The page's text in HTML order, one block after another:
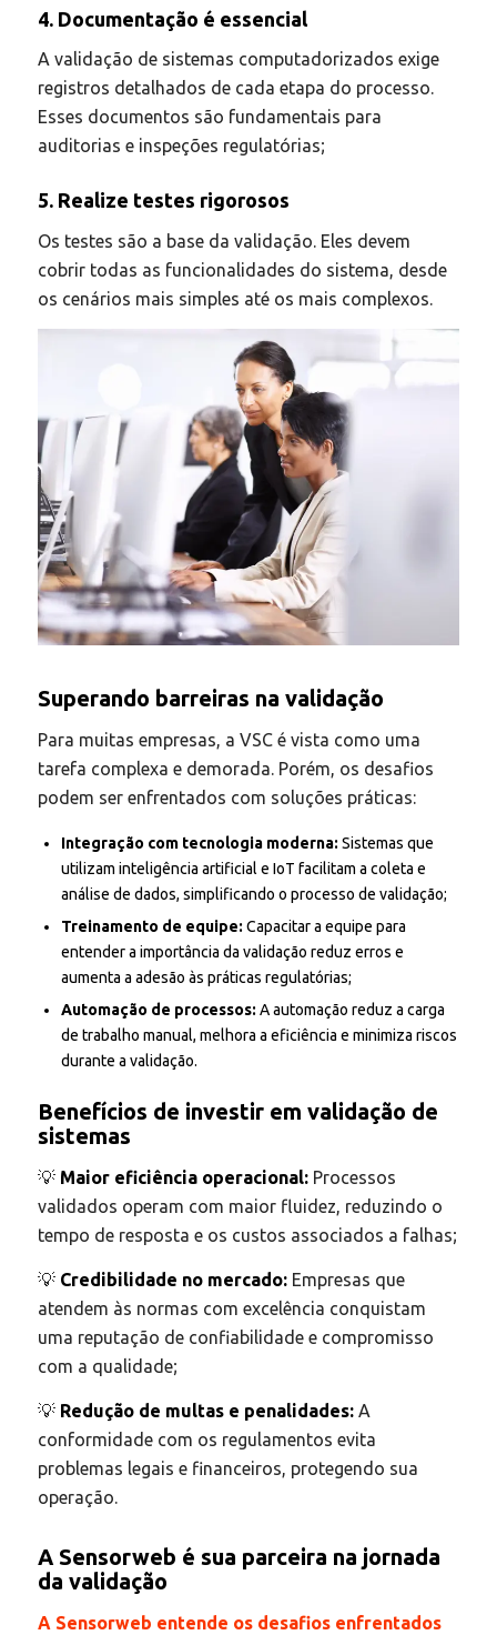
4. Documentação é essencial
A validação de sistemas computadorizados exige
registros detalhados de cada etapa do processo.
Esses documentos são fundamentais para
auditorias e inspeções regulatórias;
5. Realize testes rigorosos
Os testes são a base da validação. Eles devem
cobrir todas as funcionalidades do sistema, desde
os cenários mais simples até os mais complexos.
Superando barreiras na validação
Para muitas empresas, a VSC é vista como uma
tarefa complexa e demorada. Porém, os desafios
podem ser enfrentados com soluções práticas:
Integração com tecnologia moderna: Sistemas que
utilizam inteligência artificial e IoT facilitam a coleta e
análise de dados, simplificando o processo de validação;
Treinamento de equipe: Capacitar a equipe para
entender a importância da validação reduz erros e
aumenta a adesão às práticas regulatórias;
Automação de processos: A automação reduz a carga
de trabalho manual, melhora a eficiência e minimiza riscos
durante a validação.
Benefícios de investir em validação de
sistemas
💡 Maior eficiência operacional:Processos
validados operam com maior fluidez, reduzindo o
tempo de resposta e os custos associados a falhas;
💡 Credibilidade no mercado:Empresas que
atendem às normas com excelência conquistam
uma reputação de confiabilidade e compromisso
com a qualidade;
💡 Redução de multas e penalidades:A
conformidade com os regulamentos evita
problemas legais e financeiros, protegendo sua
operação.
A Sensorweb é sua parceira na jornada
da validação
A Sensorweb entende os desafios enfrentados